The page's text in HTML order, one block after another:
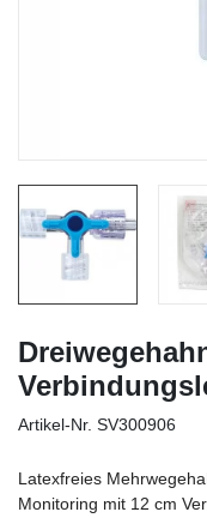
Artikel-Nr. SV300906
Latexfreies
Monitoring mit 12 cm